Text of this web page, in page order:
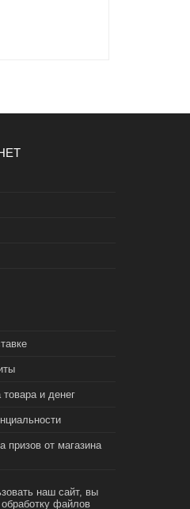
товара и денег
призов от магазина
наш сайт, вы
файлов